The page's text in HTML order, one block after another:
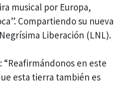
musical por Europa,
Compartiendo su nueva
Liberación (LNL).
“Reafirmándonos en este
esta tierra también es